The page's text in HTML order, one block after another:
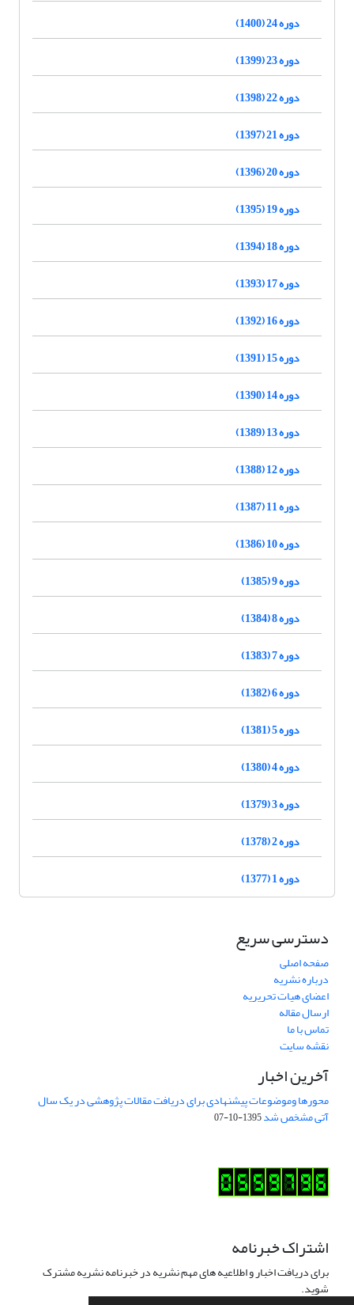
دوره 24 (1400)
دوره 23 (1399)
دوره 22 (1398)
دوره 21 (1397)
دوره 20 (1396)
دوره 19 (1395)
دوره 18 (1394)
دوره 17 (1393)
دوره 16 (1392)
دوره 15 (1391)
دوره 14 (1390)
دوره 13 (1389)
دوره 12 (1388)
دوره 11 (1387)
دوره 10 (1386)
دوره 9 (1385)
دوره 8 (1384)
دوره 7 (1383)
دوره 6 (1382)
دوره 5 (1381)
دوره 4 (1380)
دوره 3 (1379)
دوره 2 (1378)
دوره 1 (1377)
دسترسی سریع
صفحه اصلی
درباره نشریه
اعضای هیات تحریریه
ارسال مقاله
تماس با ما
نقشه سایت
آخرین اخبار
محورها وموضوعات پیشنهادی برای دریافت مقالات پژوهشی در یک سال
آتی مشخص شد1395-10-07
اشتراک خبرنامه
برای دریافت اخبار و اطلاعیه های مهم نشریه در خبرنامه نشریه مشترک
شوید.